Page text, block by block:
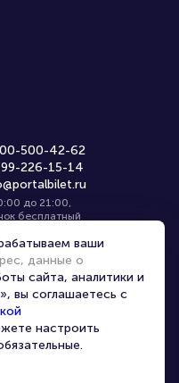
500-42-62
226-15-14
до 21:00,
бесплатный
площадки
ваши
данные о
сайта, аналитики и
вы соглашаетесь с
настроить